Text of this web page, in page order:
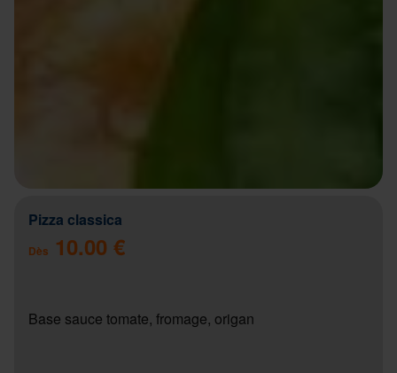
Pizza classica
Dès 10.00 €
Base sauce tomate, fromage, origan